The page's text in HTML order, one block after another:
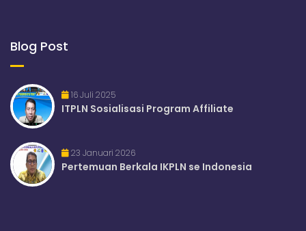
Blog Post
16 Juli 2025
ITPLN Sosialisasi Program Affiliate
23 Januari 2026
Pertemuan Berkala IKPLN se Indonesia